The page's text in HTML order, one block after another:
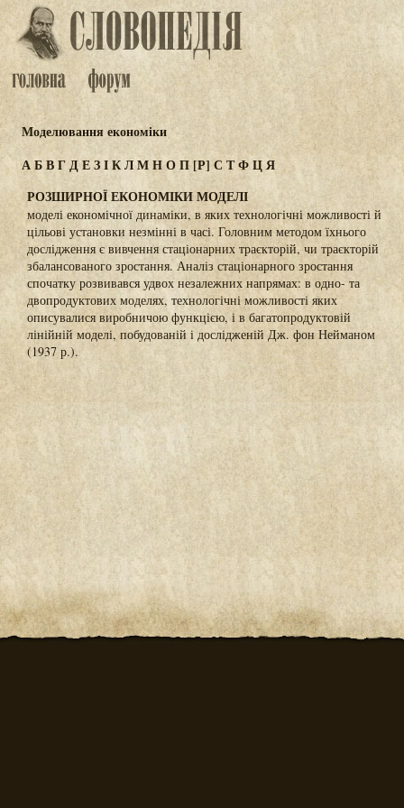
Моделювання економіки
АБВГДЕЗІКЛМНОП[Р] С ТФЦЯ
РОЗШИРНОЇ ЕКОНОМІКИ МОДЕЛІ
моделі економічної динаміки, в яких технологічні можливості й
цільові установки незмінні в часі. Головним методом їхнього
дослідження є вивчення стаціонарних траєкторій, чи траєкторій
збалансованого зростання. Аналіз стаціонарного зростання
спочатку розвивався удвох незалежних напрямах: в одно- та
двопродуктових моделях, технологічні можливості яких
описувалися виробничою функцією, і в багатопродуктовій
лінійній моделі, побудованій і дослідженій Дж. фон Нейманом
(1937 р.).